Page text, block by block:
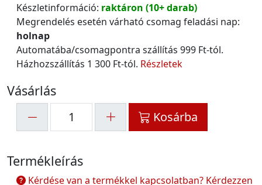
Készletinformáció: raktáron (10+ darab)
Megrendelés esetén várható csomag feladási nap:
holnap
Automatába/csomagpontra szállítás 999 Ft-tól.
Házhozszállítás 1 300 Ft-tól. Részletek
Vásárlás
Kosárba
Termékleírás
Kérdése van a termékkel kapcsolatban? Kérdezzen